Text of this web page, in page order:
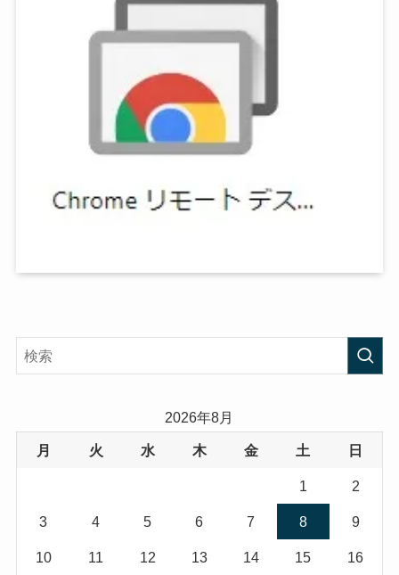
2026年8月
月 火 水 木 金 土 日
1 2
3 4 5 6 7 8 9
10 11 12 13 14 15 16